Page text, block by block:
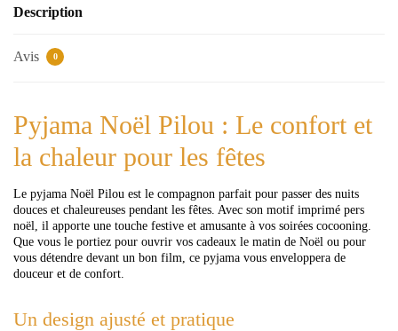
Description
Avis 0
Pyjama Noël Pilou : Le confort et
la chaleur pour les fêtes
Le pyjama Noël Pilou est le compagnon parfait pour passer des nuits
douces et chaleureuses pendant les fêtes. Avec son motif imprimé pers
noël, il apporte une touche festive et amusante à vos soirées cocooning.
Que vous le portiez pour ouvrir vos cadeaux le matin de Noël ou pour
vous détendre devant un bon film, ce pyjama vous enveloppera de
douceur et de confort.
Un design ajusté et pratique